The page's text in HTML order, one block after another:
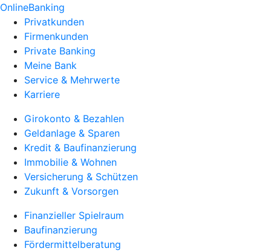
OnlineBanking
Privatkunden
Firmenkunden
Private Banking
Meine Bank
Service & Mehrwerte
Karriere
Girokonto & Bezahlen
Geldanlage & Sparen
Kredit & Baufinanzierung
Immobilie & Wohnen
Versicherung & Schützen
Zukunft & Vorsorgen
Finanzieller Spielraum
Baufinanzierung
Fördermittelberatung